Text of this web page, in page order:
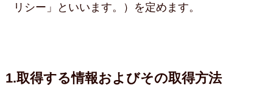
リシー」といいます。）を定めます。
1.取得する情報およびその取得方法